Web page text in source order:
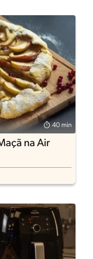
40 min
na Air